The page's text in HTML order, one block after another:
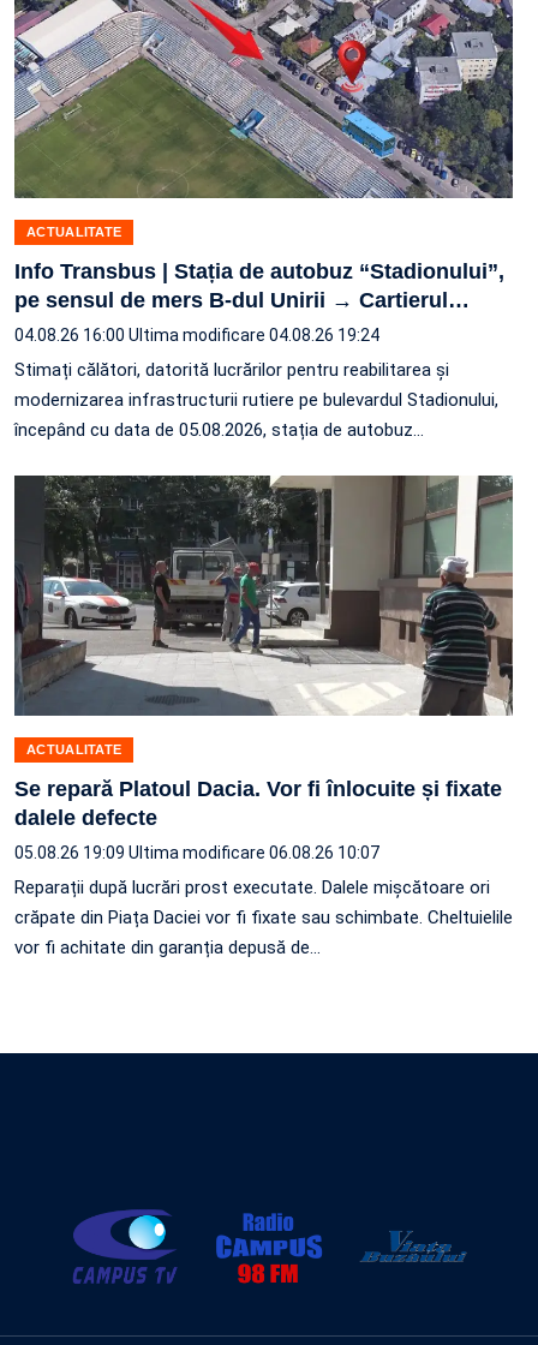
ACTUALITATE
Info Transbus | Stația de autobuz “Stadionului”,
pe sensul de mers B-dul Unirii → Cartierul …
04.08.26 16:00 Ultima modificare 04.08.26 19:24
Stimați călători, datorită lucrărilor pentru reabilitarea și
modernizarea infrastructurii rutiere pe bulevardul Stadionului,
începând cu data de 05.08.2026, stația de autobuz…
ACTUALITATE
Se repară Platoul Dacia. Vor fi înlocuite și fixate
dalele defecte
05.08.26 19:09 Ultima modificare 06.08.26 10:07
Reparații după lucrări prost executate. Dalele mișcătoare ori
crăpate din Piața Daciei vor fi fixate sau schimbate. Cheltuielile
vor fi achitate din garanția depusă de…